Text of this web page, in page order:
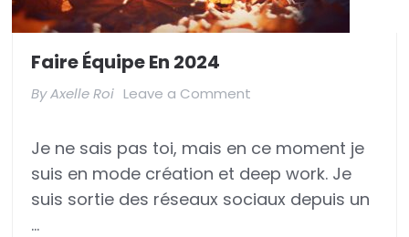
Faire Équipe En 2024
ByAxelle Roi Leave a Comment
équipe
en
2024
Je ne sais pas toi, mais en ce moment je
suis en mode création et deep work. Je
suis sortie des réseaux sociaux depuis un
…